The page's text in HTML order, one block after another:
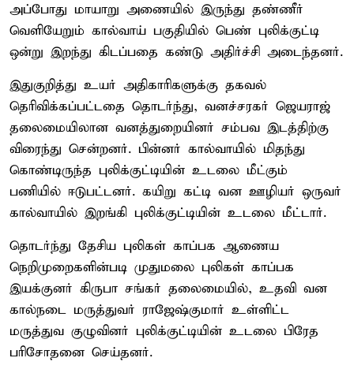
அப்போது மாயாறு அணையில் இருந்து தண்ணீர்
வெளியேறும் கால்வாய் பகுதியில் பெண் புலிக்குட்டி
ஒன்று இறந்து கிடப்பதை கண்டு அதிர்ச்சி அடைந்தனர்.
இதுகுறித்து உயர் அதிகாரிகளுக்கு தகவல்
தெரிவிக்கப்பட்டதை தொடர்ந்து, வனச்சரகர் ஜெயராஜ்
தலைமையிலான வனத்துறையினர் சம்பவ இடத்திற்கு
விரைந்து சென்றனர். பின்னர் கால்வாயில் மிதந்து
கொண்டிருந்த புலிக்குட்டியின் உடலை மீட்கும்
பணியில் ஈடுபட்டனர். கயிறு கட்டி வன ஊழியர் ஒருவர்
கால்வாயில் இறங்கி புலிக்குட்டியின் உடலை மீட்டார்.
தொடர்ந்து தேசிய புலிகள் காப்பக ஆணைய
நெறிமுறைகளின்படி முதுமலை புலிகள் காப்பக
இயக்குனர் கிருபா சங்கர் தலைமையில், உதவி வன
கால்நடை மருத்துவர் ராஜேஷ்குமார் உள்ளிட்ட
மருத்துவ குழுவினர் புலிக்குட்டியின் உடலை பிரேத
பரிசோதனை செய்தனர்.